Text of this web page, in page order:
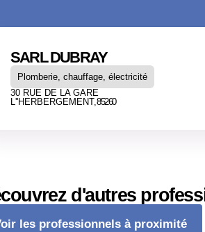
SARL DUBRAY
Plomberie, chauffage, électricité
30 RUE DE LA GARE
L''HERBERGEMENT,85260
d'autres
les professionnels à proximité